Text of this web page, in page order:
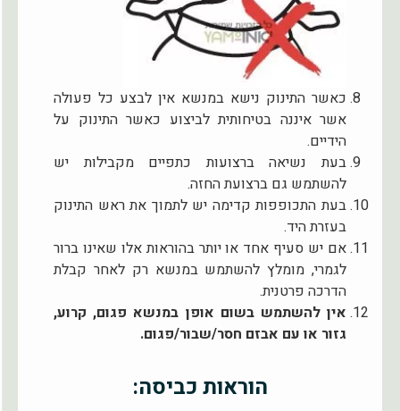
כאשר התינוק נישא במנשא אין לבצע כל פעולה
אשר איננה בטיחותית לביצוע כאשר התינוק על
הידיים.
בעת נשיאה ברצועות כתפיים מקבילות יש
להשתמש גם ברצועת החזה.
בעת התכופפות קדימה יש לתמוך את ראש התינוק
בעזרת היד.
אם יש סעיף אחד או יותר בהוראות אלו שאינו ברור
לגמרי, מומלץ להשתמש במנשא רק לאחר קבלת
הדרכה פרטנית.
אין להשתמש בשום אופן במנשא פגום, קרוע,
גזור או עם אבזם חסר/שבור/פגום.
הוראות כביסה: